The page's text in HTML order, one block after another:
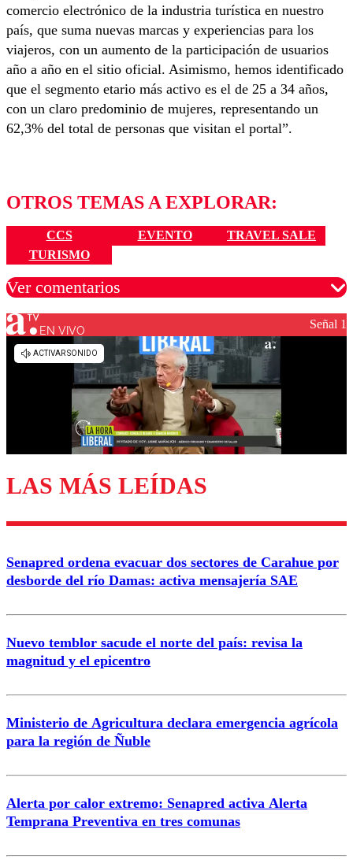
comercio electrónico de la industria turística en nuestro
país, que suma nuevas marcas y experiencias para los
viajeros, con un aumento de la participación de usuarios
año a año en el sitio oficial. Asimismo, hemos identificado
que el segmento etario más activo es el de 25 a 34 años,
con un claro predominio de mujeres, representando un
62,3% del total de personas que visitan el portal”.
OTROS TEMAS A EXPLORAR:
CCS EVENTO
TRAVEL SALE
TURISMO
Ver comentarios
Los comentarios son moderados para garantizar un
diálogo respetuoso.
Enviar comentario
EN VIVO Señal 1
LAS MÁS LEÍDAS
Senapred ordena evacuar dos sectores de Carahue por
desborde del río Damas: activa mensajería SAE
Nuevo temblor sacude el norte del país: revisa la
magnitud y el epicentro
Ministerio de Agricultura declara emergencia agrícola
para la región de Ñuble
Alerta por calor extremo: Senapred activa Alerta
Temprana Preventiva en tres comunas